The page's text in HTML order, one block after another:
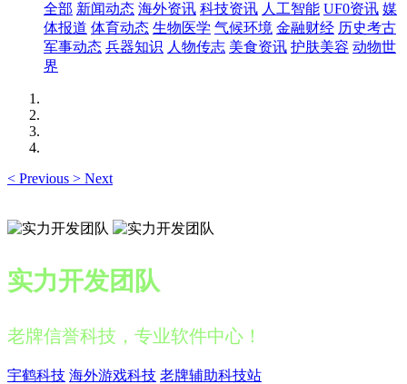
全部 新闻动态 海外资讯 科技资讯 人工智能 UF0资讯 媒
体报道 体育动态 生物医学 气候环境 金融财经 历史考古
军事动态 兵器知识 人物传志 美食资讯 护肤美容 动物世
界
< Previous > Next
实力开发团队
老牌信誉科技，专业软件中心！
宇鹤科技 海外游戏科技 老牌辅助科技站